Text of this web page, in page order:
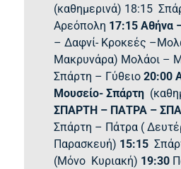
(καθημερινά) 18:15
Αρεόπολη 17:15 Αθήνα
– Δαφνί- Κροκεές
Μακρυνάρα) Μολάοι –
Σπάρτη – Γύθειο20:00
Μουσείο- Σπάρτη
ΣΠΑΡΤΗ – ΠΑΤΡΑ –
Σπάρτη – Πάτρα (
Παρασκευή) 15:15
(Μόνο Κυριακή) 19:30